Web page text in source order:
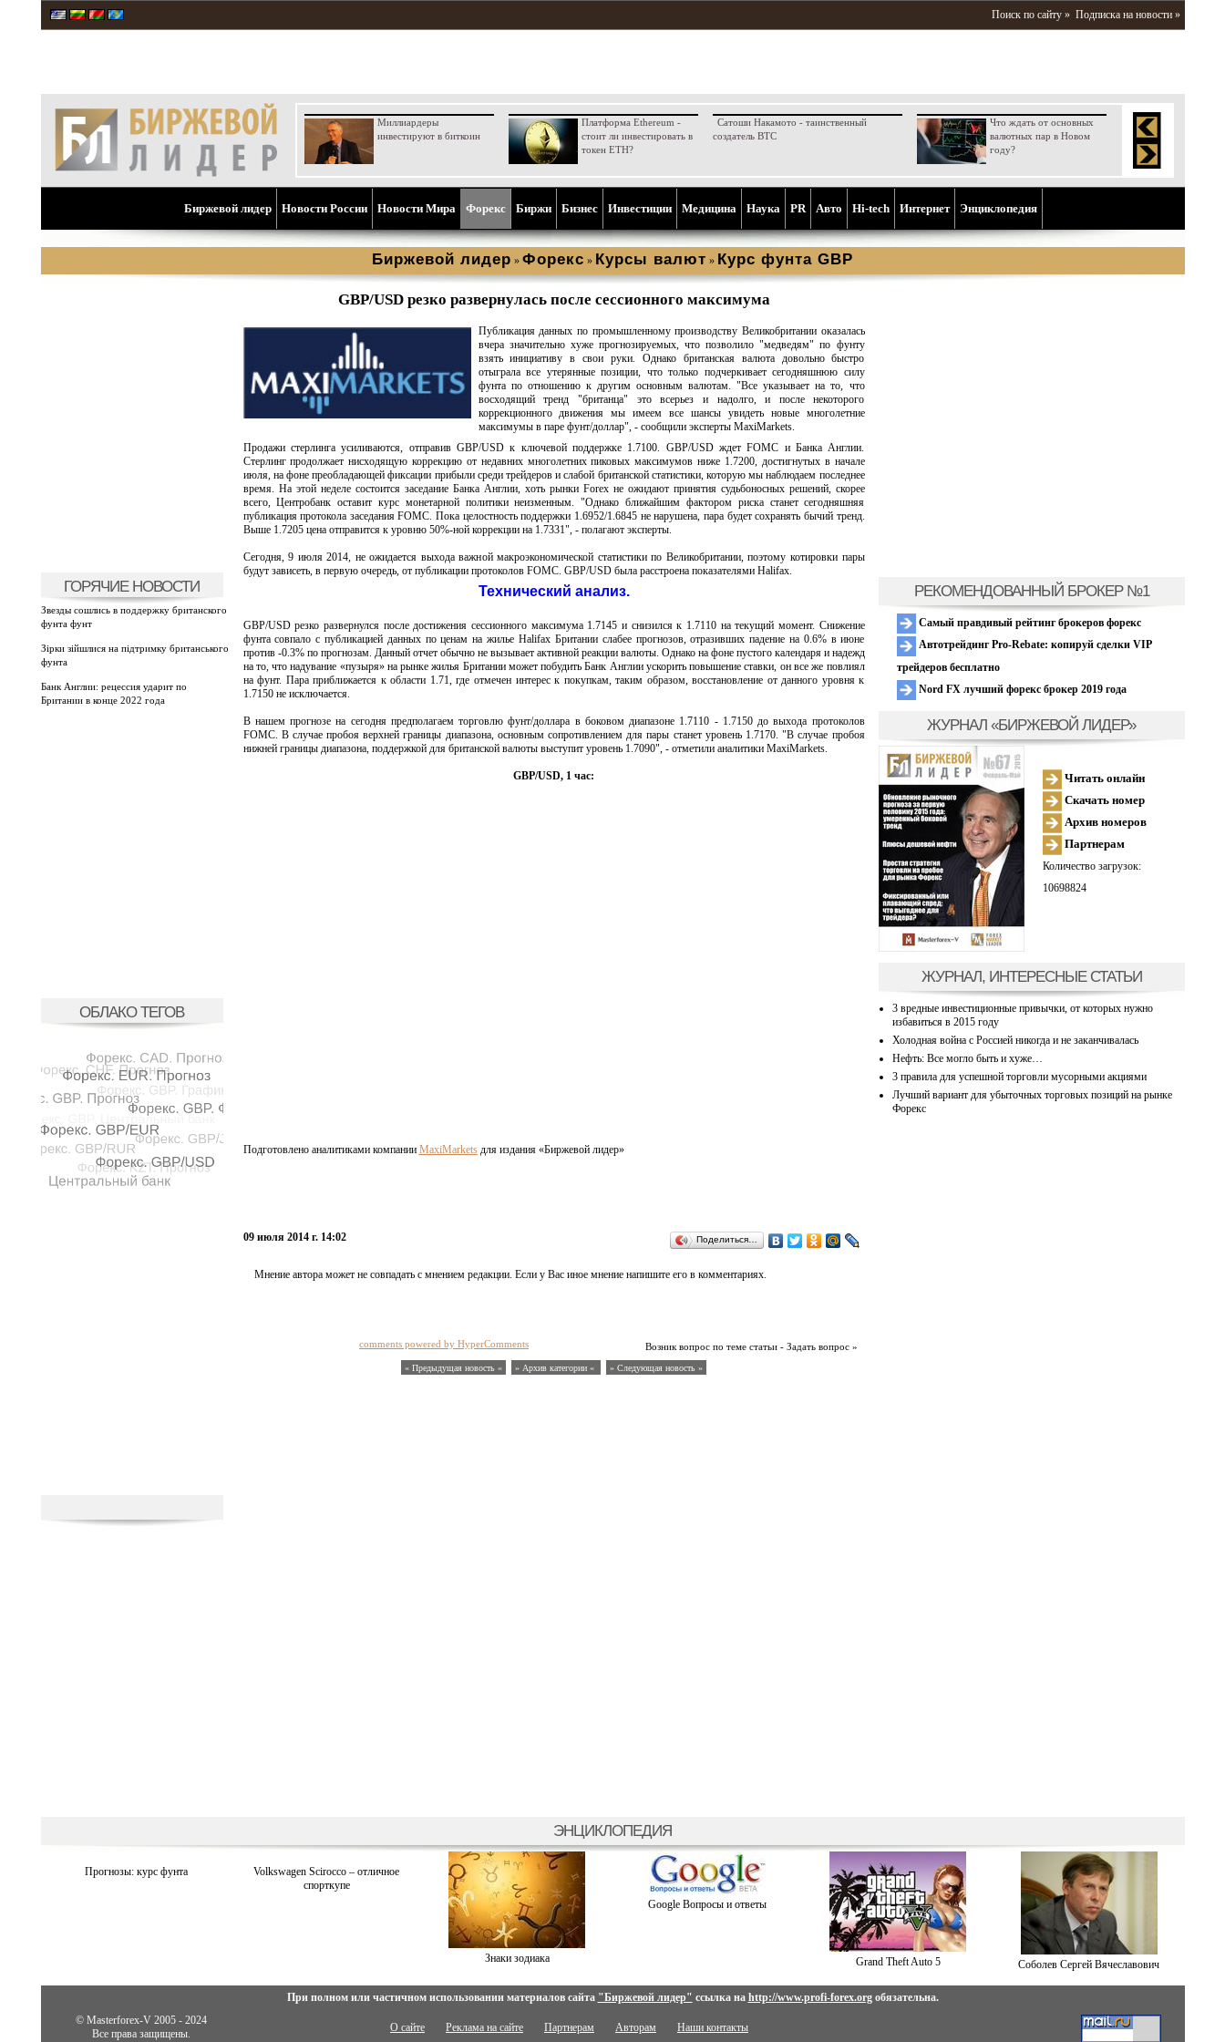
Поиск по сайту » Подписка на новости »
Миллиардеры
инвестируют в биткоин
Платформа Ethereum -
стоит ли инвестировать в
токен ETH?
Сатоши Накамото - таинственный
создатель BTC
Что ждать от основных
валютных пар в Новом
году?
Биржевой лидер Новости России Новости Мира Форекс Биржи Бизнес Инвестиции Медицина Наука PR Aвто Hi-tech Интернет Энциклопедия
Биржевой лидер » Форекс » Курсы валют » Курс фунта GBP
ГОРЯЧИЕ НОВОСТИ
Звезды сошлись в поддержку британского
фунта фунт
Зірки зійшлися на підтримку британського
фунта
Банк Англии: рецессия ударит по
Британии в конце 2022 года
ОБЛАКО ТЕГОВ
GBP/USD резко развернулась после сессионного максимума
Публикация данных по промышленному производству Великобритании оказалась
вчера значительно хуже прогнозируемых, что позволило "медведям" по фунту
взять инициативу в свои руки. Однако британская валюта довольно быстро
отыграла все утерянные позиции, что только подчеркивает сегодняшнюю силу
фунта по отношению к другим основным валютам. "Все указывает на то, что
восходящий тренд "британца" это всерьез и надолго, и после некоторого
коррекционного движения мы имеем все шансы увидеть новые многолетние
максимумы в паре фунт/доллар", - сообщили эксперты MaxiMarkets.
Продажи стерлинга усиливаются, отправив GBP/USD к ключевой поддержке 1.7100. GBP/USD ждет FOMC и Банка Англии.
Стерлинг продолжает нисходящую коррекцию от недавних многолетних пиковых максимумов ниже 1.7200, достигнутых в начале
июля, на фоне преобладающей фиксации прибыли среди трейдеров и слабой британской статистики, которую мы наблюдаем последнее
время. На этой неделе состоится заседание Банка Англии, хоть рынки Forex не ожидают принятия судьбоносных решений, скорее
всего, Центробанк оставит курс монетарной политики неизменным. "Однако ближайшим фактором риска станет сегодняшняя
публикация протокола заседания FOMC. Пока целостность поддержки 1.6952/1.6845 не нарушена, пара будет сохранять бычий тренд.
Выше 1.7205 цена отправится к уровню 50%-ной коррекции на 1.7331", - полагают эксперты.
Сегодня, 9 июля 2014, не ожидается выхода важной макроэкономической статистики по Великобритании, поэтому котировки пары
будут зависеть, в первую очередь, от публикации протоколов FOMC. GBP/USD была расстроена показателями Halifax.
Технический анализ.
GBP/USD резко развернулся после достижения сессионного максимума 1.7145 и снизился к 1.7110 на текущий момент. Снижение
фунта совпало с публикацией данных по ценам на жилье Halifax Британии слабее прогнозов, отразивших падение на 0.6% в июне
против -0.3% по прогнозам. Данный отчет обычно не вызывает активной реакции валюты. Однако на фоне пустого календаря и надежд
на то, что надувание «пузыря» на рынке жилья Британии может побудить Банк Англии ускорить повышение ставки, он все же повлиял
на фунт. Пара приближается к области 1.71, где отмечен интерес к покупкам, таким образом, восстановление от данного уровня к
1.7150 не исключается.
В нашем прогнозе на сегодня предполагаем торговлю фунт/доллара в боковом диапазоне 1.7110 - 1.7150 до выхода протоколов
FOMC. В случае пробоя верхней границы диапазона, основным сопротивлением для пары станет уровень 1.7170. "В случае пробоя
нижней границы диапазона, поддержкой для британской валюты выступит уровень 1.7090", - отметили аналитики MaxiMarkets.
GBP/USD, 1 час:
Подготовлено аналитиками компании MaxiMarketsдля издания «Биржевой лидер»
09 июля 2014 г. 14:02 Поделиться…
Мнение автора может не совпадать с мнением редакции. Если у Вас иное мнение напишите его в комментариях.
Возник вопрос по теме статьи - Задать вопрос »
comments powered by HyperComments
« Предыдущая новость « » Архив категории « » Следующая новость »
РЕКОМЕНДОВАННЫЙ БРОКЕР №1
Самый правдивый рейтинг брокеров форекс
Автотрейдинг Pro-Rebate: копируй сделки VIP
трейдеров бесплатно
Nord FX лучший форекс брокер 2019 года
ЖУРНАЛ «БИРЖЕВОЙ ЛИДЕР»
Читать онлайн
Скачать номер
Архив номеров
Партнерам
Количество загрузок:
10698824
ЖУРНАЛ, ИНТЕРЕСНЫЕ СТАТЬИ
3 вредные инвестиционные привычки, от которых нужно
избавиться в 2015 году
Холодная война с Россией никогда и не заканчивалась
Нефть: Все могло быть и хуже…
3 правила для успешной торговли мусорными акциями
Лучший вариант для убыточных торговых позиций на рынке
Форекс
ЭНЦИКЛОПЕДИЯ
Прогнозы: курс фунта
Volkswagen Scirocco – отличное
спорткупе
Знаки зодиака
Google Вопросы и ответы
Grand Theft Auto 5 Соболев Сергей Вячеславович
При полном или частичном использовании материалов сайта "Биржевой лидер" ссылка на http://www.profi-forex.orgобязательна.
© Masterforex-V 2005 - 2024
Все права защищены.
О сайте Реклама на сайте Партнерам Авторам Наши контакты